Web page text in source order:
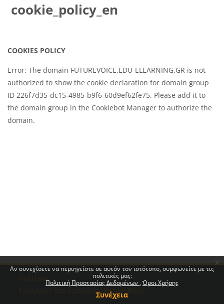
Αν συνεχίσετε να περιηγείστε σε αυτόν τον ιστότοπο, συμφωνείτε με τις
πολιτικές μας:
Πολιτική Προστασίας Δεδομένων Όροι Χρήσης
Συνέχεια
x
cookie_policy_en
COOKIES POLICY
Error: The domain FUTUREVOICE.EDU-ELEARNING.GR is not
authorized to show the cookie declaration for domain group
ID 226f7d35-dc15-4985-b9f6-60d9ef62fe75. Please add it to
the domain group in the Cookiebot Manager to authorize the
domain.
Μπλοκ
Μπλοκ
Μπλοκ
Μπλοκ
Πολιτικές
Εναλλαγή στο τυπικό αισθητικό θέμα